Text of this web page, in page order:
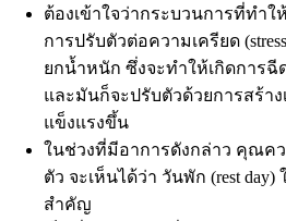
ต้องเข้าใจว่ากระบวนการที่ทำ
การปรับตัวต่อความเครียด
ยกน้ำหนัก ซึ่งจะทำให้เกิดการฉี
และมันก็จะปรับตัวด้วยการสร้า
แข็งแรงขึ้น
ในช่วงที่มีอาการดังกล่าว คุณค
ตัว จะเห็นได้ว่า วันพัก (rest
สำคัญ